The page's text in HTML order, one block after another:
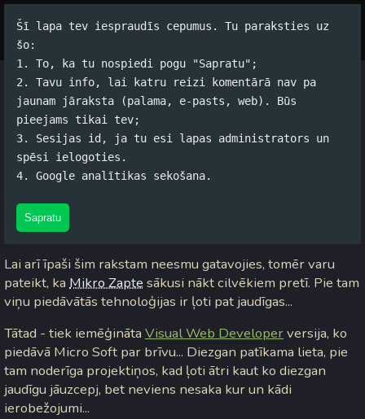
Šī lapa tev iespraudīs cepumus. Tu paraksties uz
šo:
1. To, ka tu nospiedi pogu "Sapratu";
2. Tavu info, lai katru reizi komentārā nav pa
jaunam jāraksta (palama, e-pasts, web). Būs
pieejams tikai tev;
3. Sesijas id, ja tu esi lapas administrators un
spēsi ielogoties.
4. Google analītikas sekošana.
Sapratu
ASP .NET 2.0
Jānis Rubļevskis (koko) / 08.12.2005. 17:24 /#Datori/
komentāri
tās lielākās simpātijas nav bijušas, bet vienmēr katrā
melnumā atrodas arī savs baltais plankumiņš un otrādi...
Lai arī īpaši šim rakstam neesmu gatavojies, tomēr varu
pateikt, ka Mikro Zapte sākusi nākt cilvēkiem pretī. Pie tam
viņu piedāvātās tehnoloģijas ir ļoti pat jaudīgas...
Tātad - tiek iemēģināta Visual Web Developerversija, ko
piedāvā Micro Soft par brīvu... Diezgan patīkama lieta, pie
tam noderīga projektiņos, kad ļoti ātri kaut ko diezgan
jaudīgu jāuzcepj, bet neviens nesaka kur un kādi
ierobežojumi...